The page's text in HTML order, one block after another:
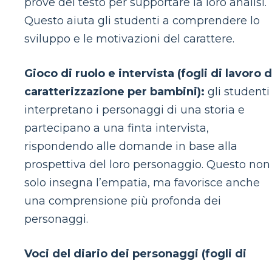
Questo aiuta gli studenti a comprendere lo
sviluppo e le motivazioni del carattere.
Gioco di ruolo e intervista (fogli di lavoro
caratterizzazione per bambini): gli studenti
interpretano i personaggi di una storia e
partecipano a una finta intervista,
rispondendo alle domande in base alla
prospettiva del loro personaggio. Questo non
solo insegna l’empatia, ma favorisce anche
una comprensione più profonda dei
personaggi.
Voci del diario dei personaggi (fogli di